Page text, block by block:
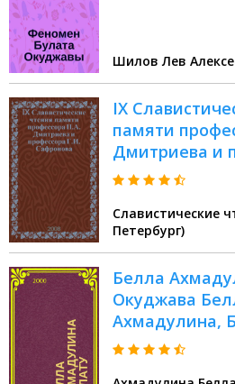
Шилов Лев
IX
памяти
Дмитриева и
Сафронова :
конференции,
2007 года
Славистические чтения (9
Петербург)
Белла
Окуджава
Ахмадулина,